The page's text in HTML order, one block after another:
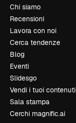
Chi siamo
Recensioni
Lavora con noi
Cerca tendenze
Blog
Eventi
Slidesgo
Vendi i tuoi contenuti
Sala stampa
Cerchi magnific.ai